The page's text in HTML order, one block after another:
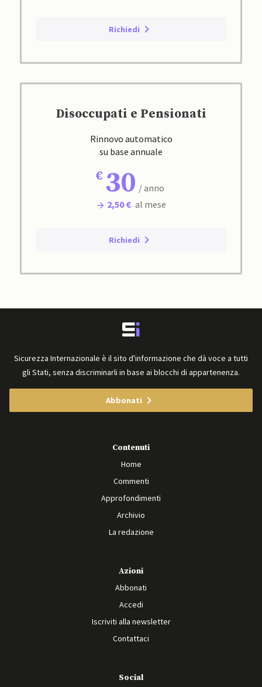
Richiedi
Disoccupati e Pensionati
Rinnovo automatico
su base annuale
30 / anno
2,50 € al mese
Richiedi
Sicurezza Internazionale è il sito d'informazione che dà voce a tutti
gli Stati, senza discriminarli in base ai blocchi di appartenenza.
Abbonati
Contenuti
Home
Commenti
Approfondimenti
Archivio
La redazione
Azioni
Abbonati
Accedi
Iscriviti alla newsletter
Contattaci
Social